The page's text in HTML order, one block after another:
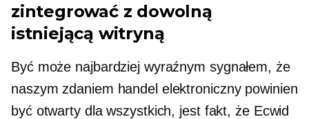
zintegrować z dowolną
istniejącą witryną
Być może najbardziej wyraźnym sygnałem, że
naszym zdaniem handel elektroniczny powinien
być otwarty dla wszystkich, jest fakt, że Ecwid